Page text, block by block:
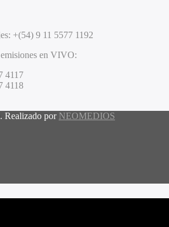
+(54) 9 11 5577 1192
en VIVO:
4117
4118
Realizado por NEOMEDIOS